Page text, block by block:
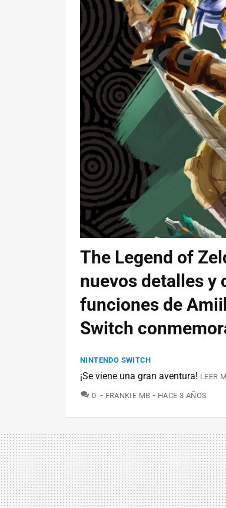
The Legend of
nuevos detalles y
funciones de
Switch
NINTENDO SWITCH
¡Se viene una gran aventura! LEER
0 COMENTARIOS
FRANKIE MB HACE 3 AÑOS